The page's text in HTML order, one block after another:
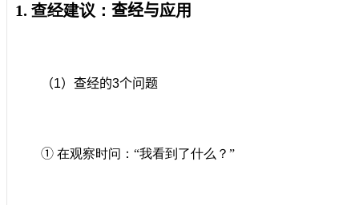
1. 查经建议： 查经与应用
（1）查经的3个问题
① 在观察时问：“我看到了什么？”